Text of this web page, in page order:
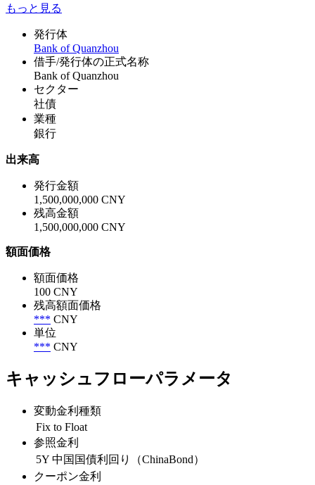
もっと見る
発行体
Bank of Quanzhou
借手/発行体の正式名称
Bank of Quanzhou
セクター
社債
業種
銀行
出来高
発行金額
1,500,000,000 CNY
残高金額
1,500,000,000 CNY
額面価格
額面価格
100 CNY
残高額面価格
*** CNY
単位
*** CNY
キャッシュフローパラメータ
変動金利種類
Fix to Float
参照金利
5Y 中国国債利回り（ChinaBond）
クーポン金利